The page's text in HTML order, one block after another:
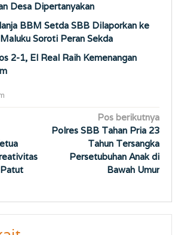
Desa Dipertanyakan
BBM Setda SBB Dilaporkan ke
Soroti Peran Sekda
2-1, El Real Raih Kemenangan
Pos berikutnya
Polres SBB Tahan Pria 23
Tahun Tersangka
Persetubuhan Anak di
Bawah Umur